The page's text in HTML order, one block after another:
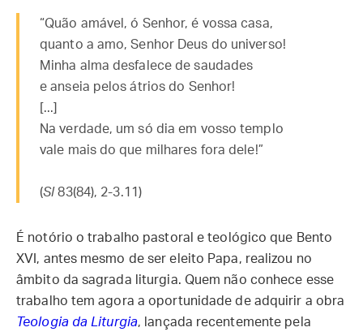
“Quão amável, ó Senhor, é vossa casa,
quanto a amo, Senhor Deus do universo!
Minha alma desfalece de saudades
e anseia pelos átrios do Senhor!
[...]
Na verdade, um só dia em vosso templo
vale mais do que milhares fora dele!”
(Sl 83(84), 2-3.11)
É notório o trabalho pastoral e teológico que Bento
XVI, antes mesmo de ser eleito Papa, realizou no
âmbito da sagrada liturgia. Quem não conhece esse
trabalho tem agora a oportunidade de adquirir a obra
Teologia da Liturgia, lançada recentemente pela